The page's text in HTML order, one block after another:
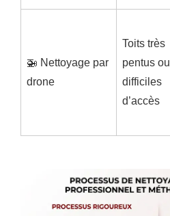
🚁 Nettoyage par
drone
Toits très
pentus ou
difficiles
d’accès